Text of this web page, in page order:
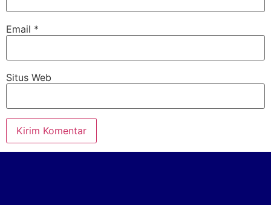
Email *
Situs Web